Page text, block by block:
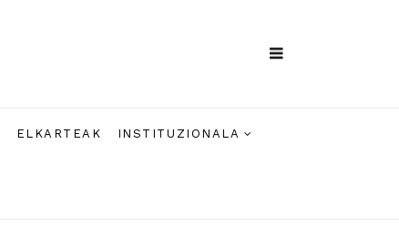
ELKARTEAK INSTITUZIONALA